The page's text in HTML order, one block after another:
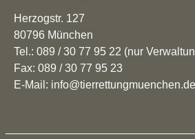
Herzogstr. 127
80796 München
Tel.: 089 / 30 77 95 22 (nur
Fax: 089 / 30 77 95 23
E-Mail: info@tierrettungmuenchen.de